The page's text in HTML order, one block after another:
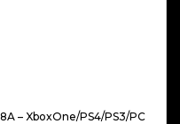
– XboxOne/PS4/PS3/PC